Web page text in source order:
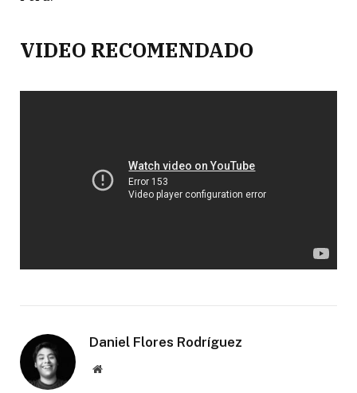
VIDEO RECOMENDADO
Daniel Flores Rodríguez
Website